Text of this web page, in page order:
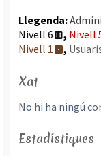
Llegenda:
Nivell 6
, Nivell
Nivell 1
,
Xat
No hi ha ningú
Estadístiques